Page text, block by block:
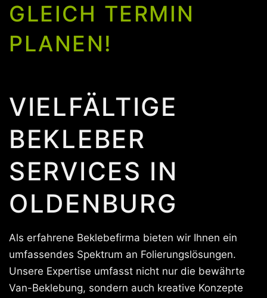
GLEICH TERMIN
PLANEN!
VIELFÄLTIGE
BEKLEBER
SERVICES IN
OLDENBURG
Als erfahrene Beklebefirma bieten wir Ihnen ein
umfassendes Spektrum an Folierungslösungen.
Unsere Expertise umfasst nicht nur die bewährte
Van-Beklebung, sondern auch kreative Konzepte